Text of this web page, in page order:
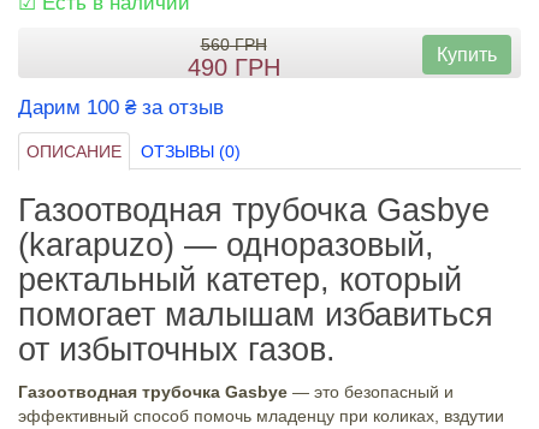
560ГРН
490ГРН Купить
Дарим 100 ₴ за отзыв
ОПИСАНИЕ ОТЗЫВЫ (0)
Газоотводная трубочка Gasbye
(karapuzo) — одноразовый,
ректальный катетер, который
помогает малышам избавиться
от избыточных газов.
Газоотводная трубочка Gasbye — это безопасный и
эффективный способ помочь младенцу при коликах, вздутии